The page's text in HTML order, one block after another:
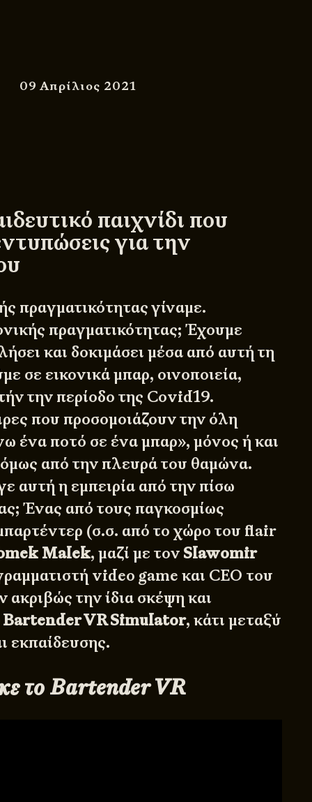
09 Απρίλιος 2021
παιχνίδι που
για την
πραγματικότητας γίναμε.
πραγματικότητας; Έχουμε
και δοκιμάσει μέσα από αυτή τη
σε εικονικά μπαρ, οινοποιεία,
την περίοδο της Covid19.
που προσομοιάζουν την όλη
ένα ποτό σε ένα μπαρ», μόνος ή και
από την πλευρά του θαμώνα.
αυτή η εμπειρία από την πίσω
Ένας από τους παγκοσμίως
(σ.σ. από το χώρο του flair
Malek, μαζί με τον Slawomir
video game και CEO του
την ίδια σκέψη και
Bartender VRSimulator, κάτι μεταξύ
εκπαίδευσης.
το Bartender VR